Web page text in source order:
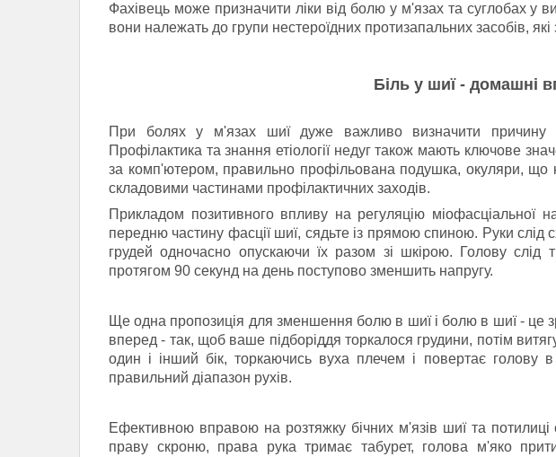
Фахівець може призначити ліки від болю у м'язах та суглобах у
вони належать до групи нестероїдних протизапальних засобів,
Біль у шиї - домашні
При болях у м'язах шиї дуже важливо визначити причину
Профілактика та знання етіології недуг також мають ключове
за комп'ютером, правильно профільована подушка, окуляри, що
складовими частинами профілактичних заходів.
Прикладом позитивного впливу на регуляцію міофасціальної
передню частину фасції шиї, сядьте із прямою спиною. Руки слід
грудей одночасно опускаючи їх разом зі шкірою.
Голову слід
протягом 90 секунд на день поступово зменшить напругу.
Ще одна пропозиція для зменшення болю в шиї і болю в шиї - це
вперед - так, щоб ваше підборіддя торкалося грудини, потім
один і інший бік, торкаючись вуха плечем і повертає голову
правильний діапазон рухів.
Ефективною вправою на розтяжку бічних м'язів шиї та потилиці
праву скроню, права рука тримає табурет, голова м'яко